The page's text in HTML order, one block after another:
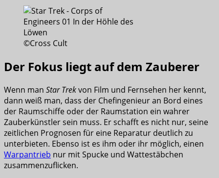
©Cross Cult
Der Fokus liegt auf dem Zauberer
Wenn man Star Trekvon Film und Fernsehen her kennt,
dann weiß man, dass der Chefingenieur an Bord eines
der Raumschiffe oder der Raumstation ein wahrer
Zauberkünstler sein muss. Er schafft es nicht nur, seine
zeitlichen Prognosen für eine Reparatur deutlich zu
unterbieten. Ebenso ist es ihm oder ihr möglich, einen
Warpantrieb nur mit Spucke und Wattestäbchen
zusammenzuflicken.